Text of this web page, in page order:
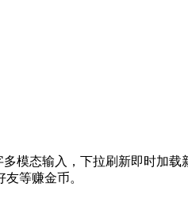
模态输入，下拉刷新即时加
等赚金币。